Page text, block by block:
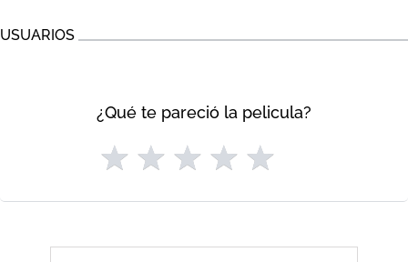
USUARIOS
¿Qué te pareció la pelicula?